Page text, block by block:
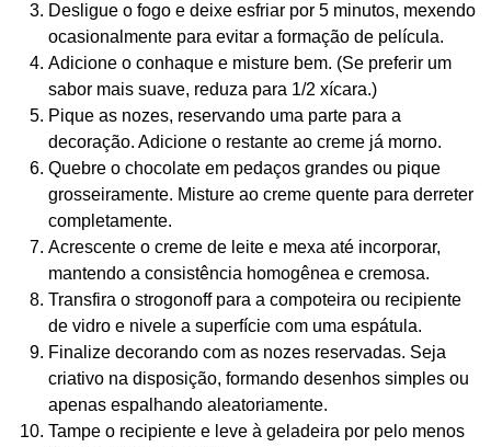
Desligue o fogo e deixe esfriar por 5 minutos, mexendo
ocasionalmente para evitar a formação de película.
Adicione o conhaque e misture bem. (Se preferir um
sabor mais suave, reduza para 1/2 xícara.)
Pique as nozes, reservando uma parte para a
decoração. Adicione o restante ao creme já morno.
Quebre o chocolate em pedaços grandes ou pique
grosseiramente. Misture ao creme quente para derreter
completamente.
Acrescente o creme de leite e mexa até incorporar,
mantendo a consistência homogênea e cremosa.
Transfira o strogonoff para a compoteira ou recipiente
de vidro e nivele a superfície com uma espátula.
Finalize decorando com as nozes reservadas. Seja
criativo na disposição, formando desenhos simples ou
apenas espalhando aleatoriamente.
Tampe o recipiente e leve à geladeira por pelo menos